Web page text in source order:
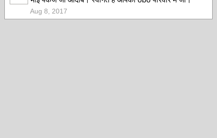
Aug 8, 2017